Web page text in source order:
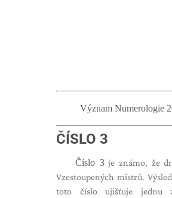
Význam Numerologie
ČÍSLO 3
Číslo 3je známo, že
Vzestoupených mistrů.
toto číslo ujišťuje jednu